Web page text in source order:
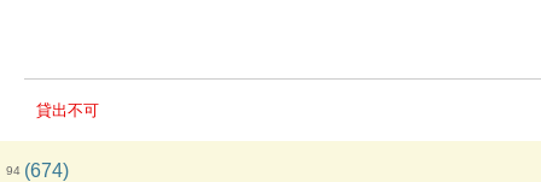
貸出不可
94 (674)